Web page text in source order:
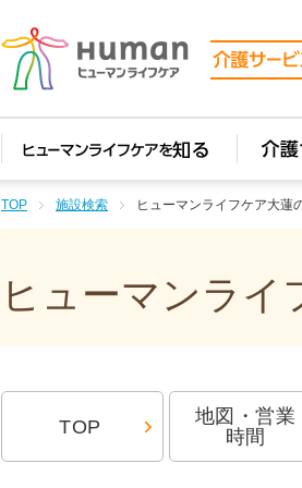
TOP 施設検索 ヒューマンライフケア大蓮
ヒューマンライ
TOP
地図・営業
時間